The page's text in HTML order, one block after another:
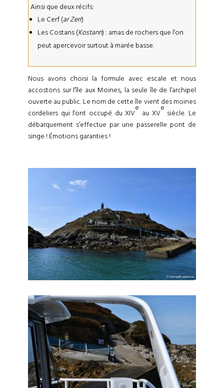
Ainsi que deux récifs:
Le Cerf (ar Zerr)
Les Costans (Kostann) : amas de rochers que l’on
peut apercevoir surtout à marée basse.
Nous avons choisi la formule avec escale et nous
accostons sur l’île aux Moines, la seule île de l’archipel
ouverte au public. Le nom de cette île vient des moines
cordeliers qui l’ont occupé du XIV
e
au XV
e
siècle. Le
débarquement s’effectue par une passerelle pont de
singe ! Émotions garanties !